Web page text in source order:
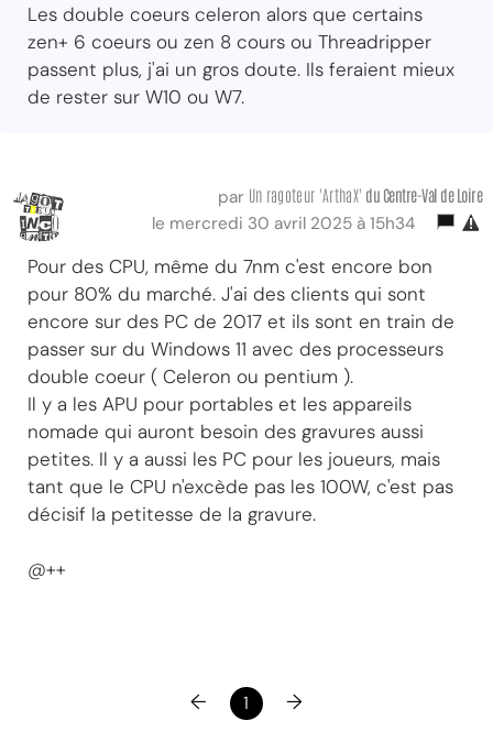
Les double coeurs celeron alors que certains
zen+ 6 coeurs ou zen 8 cours ou Threadripper
passent plus, j'ai un gros doute. Ils feraient mieux
de rester sur W10 ou W7.
par Un ragoteur 'ArthaX' du Centre-Val de Loire
le mercredi 30 avril 2025 à 15h34
Pour des CPU, même du 7nm c'est encore bon
pour 80% du marché. J'ai des clients qui sont
encore sur des PC de 2017 et ils sont en train de
passer sur du Windows 11 avec des processeurs
double coeur ( Celeron ou pentium ).
Il y a les APU pour portables et les appareils
nomade qui auront besoin des gravures aussi
petites. Il y a aussi les PC pour les joueurs, mais
tant que le CPU n'excède pas les 100W, c'est pas
décisif la petitesse de la gravure.
@++
← 1 →